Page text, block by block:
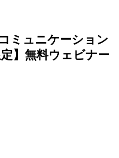
ミュニケーション
】無料ウェビナー